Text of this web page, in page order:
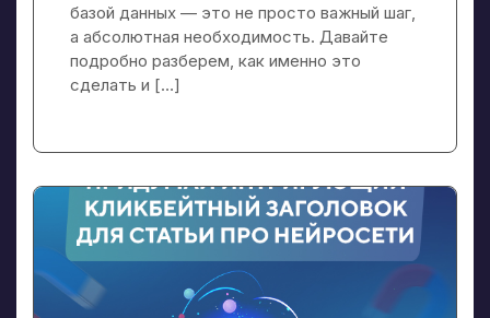
базой данных — это не просто важный шаг,
а абсолютная необходимость. Давайте
подробно разберем, как именно это
сделать и […]